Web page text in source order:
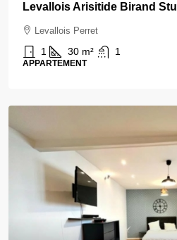
Levallois Arisitide Birand
Levallois Perret
1 30 m² 1
APPARTEMENT